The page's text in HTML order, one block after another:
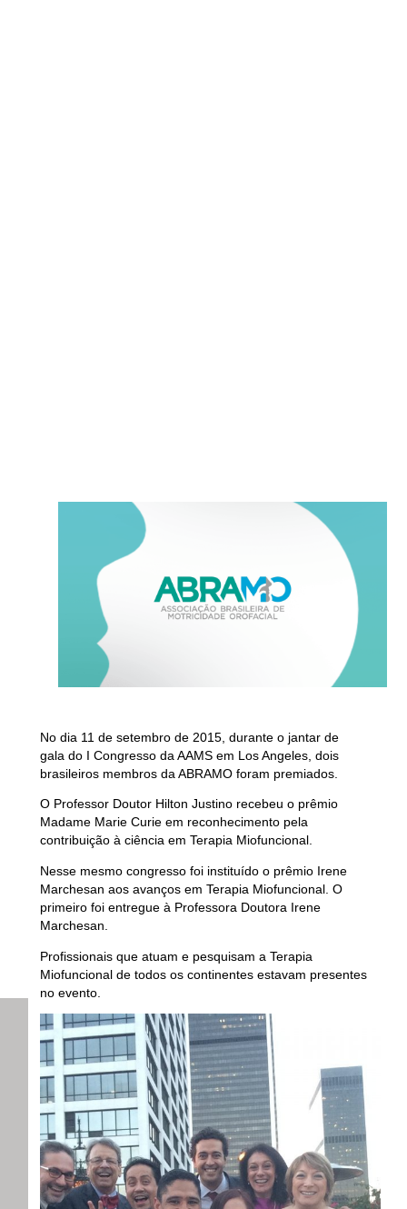
No dia 11 de setembro de 2015, durante o jantar de
gala do I Congresso da AAMS em Los Angeles, dois
brasileiros membros da ABRAMO foram premiados.
O Professor Doutor Hilton Justino recebeu o prêmio
Madame Marie Curie em reconhecimento pela
contribuição à ciência em Terapia Miofuncional.
Nesse mesmo congresso foi instituído o prêmio Irene
Marchesan aos avanços em Terapia Miofuncional. O
primeiro foi entregue à Professora Doutora Irene
Marchesan.
Profissionais que atuam e pesquisam a Terapia
Miofuncional de todos os continentes estavam presentes
no evento.